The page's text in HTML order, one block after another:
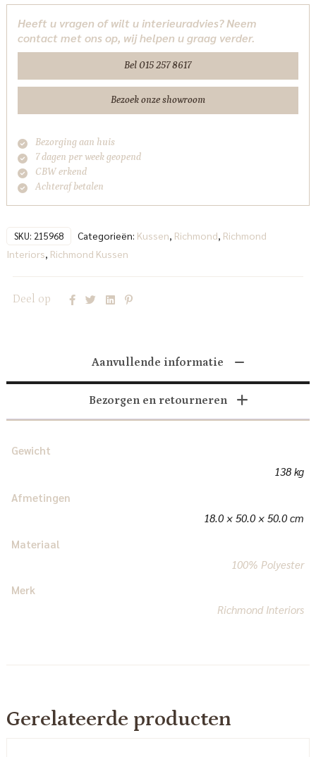
leopard
Richmond
Interiors
Heeft u vragen of wilt u interieuradvies? Neem
contact met ons op, wij helpen u graag verder.
Bel 015 257 8617
Bezoek onze showroom
Bezorging aan huis
7 dagen per week geopend
CBW erkend
Achteraf betalen
SKU: 215968 Categorieën: Kussen Richmond Richmond
Interiors Richmond Kussen
Deel op
Aanvullende informatie
Bezorgen en retourneren
Gewicht
138 kg
Afmetingen
18.0 × 50.0 × 50.0 cm
Materiaal
100% Polyester
Merk
Richmond Interiors
Gerelateerde producten